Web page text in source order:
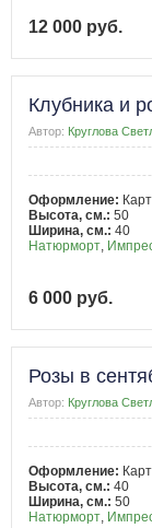
12 000 руб.
Клубника и
Автор: Круглова
Оформление:
Высота, см.: 50
Ширина, см.: 40
Натюрморт,
6 000 руб.
Розы в
Автор: Круглова
Оформление:
Высота, см.: 40
Ширина, см.: 50
Натюрморт